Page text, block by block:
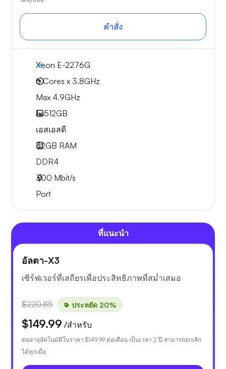
คำสั่ง
Xeon E-2276G
6 Cores x 3.8GHz
Max 4.9GHz
1x512GB
เอสเอสดี
32GB RAM
DDR4
300 Mbit/s
Port
ที่แนะนำ
อัลตา-X3
เซิร์ฟเวอร์ที่เสถียรเพื่อประสิทธิภาพที่สม่ำเสมอ
$220.85 ประหยัด 20%
$149.99 /สำหรับ
ต่ออายุอัตโนมัติในราคา $149.99 ต่อเดือน เป็นเวลา 2 ปี สามารถยกเลิก
ได้ทุกเมื่อ